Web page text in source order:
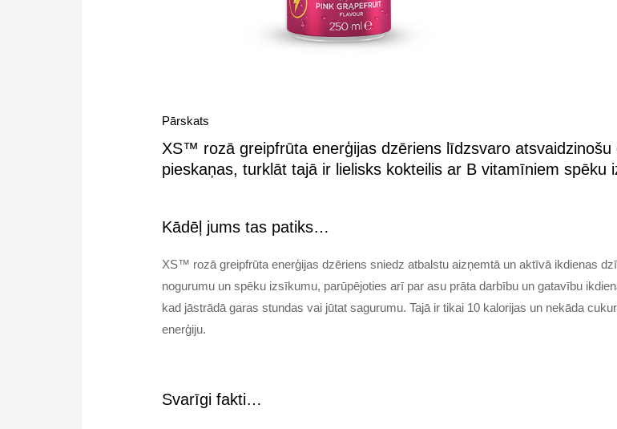
Pārskats
XS™ rozā greipfrūta enerģijas dzēriens līdzsvaro
pieskaņas, turklāt tajā ir lielisks kokteilis ar B vitamīniem spēku
Kādēļ jums tas patiks…
XS™ rozā greipfrūta enerģijas dzēriens sniedz atbalstu aizņemtā un aktīvā ikdienas
nogurumu un spēku izsīkumu, parūpējoties arī par asu prāta darbību un gatavību
kad jāstrādā garas stundas vai jūtat sagurumu. Tajā ir tikai 10 kalorijas un nekāda
enerģiju.
Svarīgi fakti…